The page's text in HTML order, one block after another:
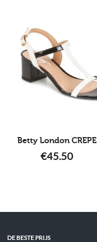
Betty London CREPE
€45.50
DE BESTE PRIJS